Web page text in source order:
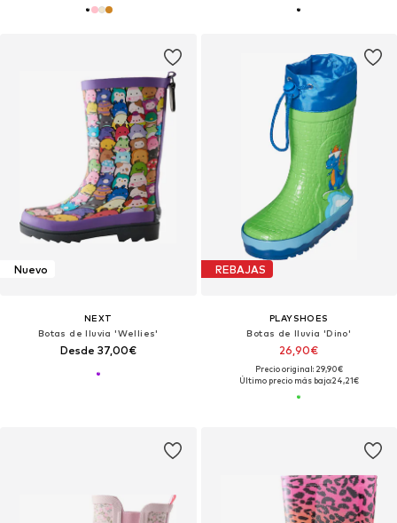
Nuevo
NEXT
Botas de lluvia 'Wellies'
Desde 37,00€
REBAJAS
PLAYSHOES
Botas de lluvia 'Dino'
26,90€
Precio original: 29,90€
Último precio más bajo:24,21€